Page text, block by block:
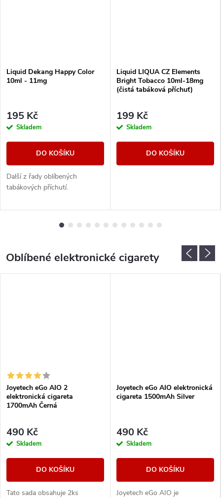
Liquid Dekang Happy Color
10ml - 11mg
195 Kč
Skladem
DO KOŠÍKU
Další z řady oblíbených
tabákových příchutí.
Liquid LIQUA CZ Elements
Bright Tobacco 10ml-18mg
(čistá tabáková příchuť)
199 Kč
Skladem
DO KOŠÍKU
Oblíbené elektronické cigarety
Joyetech eGo AIO 2
elektronická cigareta
1700mAh Černá
490 Kč
Skladem
DO KOŠÍKU
Tato sada obsahuje 2ks
Joyetech eGo AIO elektronická
cigareta 1500mAh Silver
490 Kč
Skladem
DO KOŠÍKU
Joyetech eGo AIO je